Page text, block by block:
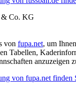
Co. KG
von fupa.net, um
Tabellen,
anzuzeigen
von fupa.net finden